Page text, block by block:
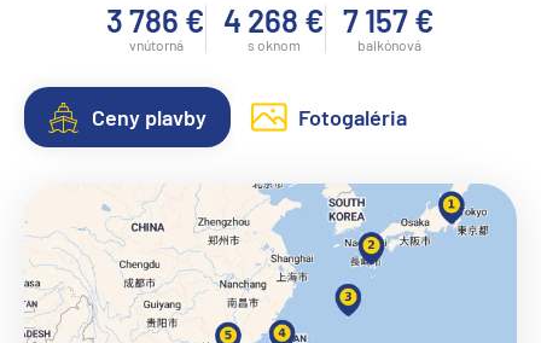
3 786 €
vnútorná
4 268 €
s oknom
7 157 €
balkónová
Ceny plavby Fotogaléria